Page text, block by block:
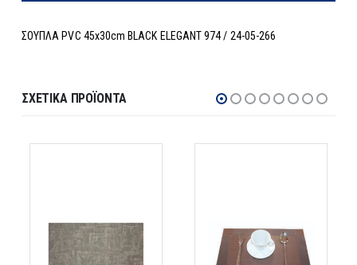
ΣΟΥΠΛΑ PVC 45x30cm BLACK ELEGANT 974 / 24-05-266
ΣΧΕΤΙΚΆ ΠΡΟΪΌΝΤΑ